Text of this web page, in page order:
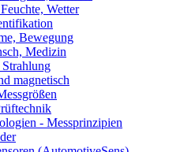
Wetter
Bewegung
Medizin
magnetisch
- Messprinzipien